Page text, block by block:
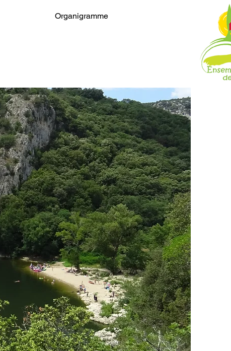
Organigramme